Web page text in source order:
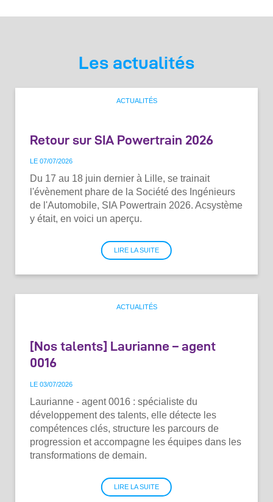
Les actualités
ACTUALITÉS
Retour sur SIA Powertrain 2026
LE 07/07/2026
Du 17 au 18 juin dernier à Lille, se trainait
l'évènement phare de la Société des Ingénieurs
de l'Automobile, SIA Powertrain 2026. Acsystème
y était, en voici un aperçu.
LIRE LA SUITE
ACTUALITÉS
[Nos talents] Laurianne – agent
0016
LE 03/07/2026
Laurianne - agent 0016 : spécialiste du
développement des talents, elle détecte les
compétences clés, structure les parcours de
progression et accompagne les équipes dans les
transformations de demain.
LIRE LA SUITE